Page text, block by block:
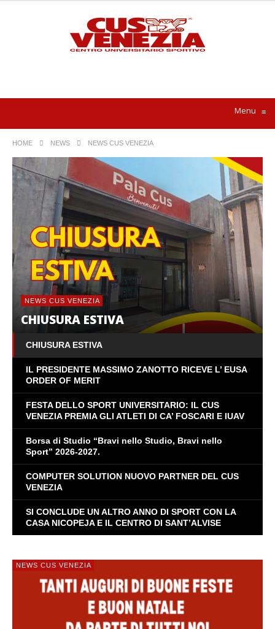
Menu ≡
HOME NEWS NEWS CUS VENEZIA
NEWS CUS VENEZIA
CHIUSURA ESTIVA
IL PRESIDENTE MASSIMO ZANOTTO
RICEVE L’ EUSA ORDER OF MERIT
CHIUSURA ESTIVA
IL PRESIDENTE MASSIMO ZANOTTO RICEVE L’ EUSA
ORDER OF MERIT
FESTA DELLO SPORT UNIVERSITARIO: IL CUS
VENEZIA PREMIA GLI ATLETI DI CA’ FOSCARI E IUAV
Borsa di Studio “Bravi nello Studio, Bravi nello
Sport” 2026-2027.
COMPUTER SOLUTION NUOVO PARTNER DEL CUS
VENEZIA
SI CONCLUDE UN ALTRO ANNO DI SPORT CON LA
CASA NICOPEJA E IL CENTRO DI SANT’ALVISE
NEWS CUS VENEZIA